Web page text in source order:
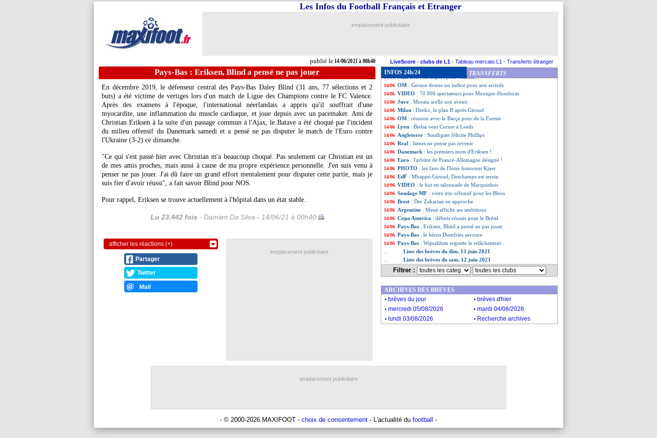
publié le14/06/2021 à 00h40
Les Infos du Football Français et Etranger
emplacement publicitaire
LiveScore - clubs de L1 - Tableau mercato L1 - Transferts étranger
Pays-Bas : Eriksen, Blind a pensé ne pas jouer
En décembre 2019, le défenseur central des Pays-Bas Daley Blind (31 ans, 77 sélections et 2
buts) a été victime de vertiges lors d'un match de Ligue des Champions contre le FC Valence.
Après des examens à l'époque, l'international néerlandais a appris qu'il souffrait d'une
myocardite, une inflammation du muscle cardiaque, et joue depuis avec un pacemaker. Ami de
Christian Eriksen à la suite d'un passage commun à l'Ajax, le Batave a été choqué par l'incident
du milieu offensif du Danemark samedi et a pensé ne pas disputer le match de l'Euro contre
l'Ukraine (3-2) ce dimanche.
"Ce qui s'est passé hier avec Christian m'a beaucoup choqué. Pas seulement car Christian est un
de mes amis proches, mais aussi à cause de ma propre expérience personnelle. J'en suis venu à
penser ne pas jouer. J'ai dû faire un grand effort mentalement pour disputer cette partie, mais je
suis fier d'avoir réussi", a fait savoir Blind pour NOS.
Pour rappel, Eriksen se trouve actuellement à l'hôpital dans un état stable.
Lu 23.442 fois - Damien Da Silva - 14/06/21 à 00h40
afficher les réactions (+)
Partager
Twitter
Mail
INFOS 24h/24 TRANSFERTS
14/06 VIDEO: le lob magique du Tchèque Schick !
14/06 EdF: Schweinsteiger a un doute sur les Bleus
14/06 Tottenham
14/06 Lille: Fonte envisage un départ !
14/06 Danemark: P. Schmeichel critique l'UEFA
: un départ pour Martial ?
14/06 OM : Gerson donne un indice pour son arrivée
14/06 VIDEO : 70 000 spectateurs pour Mexique-Honduras
14/06 Juve : Morata scelle son avenir
14/06 Milan : Dzeko, le plan B après Giroud
14/06 OM : réunion avec le Barça pour de la Fuente
14/06 Lyon : Bielsa veut Cornet à Leeds
14/06 Angleterre : Southgate félicite Phillips
14/06 Real : James ne pense pas revenir
14/06 Danemark : les premiers mots d'Eriksen !
14/06 Euro : l'arbitre de France-Allemagne désigné !
14/06 PHOTO : les fans de l'Inter honorent Kjaer
14/06 EdF : Mbappé-Giroud, Deschamps est serein
14/06 VIDEO : le but en talonnade de Marquinhos
14/06 Sondage MF : votre trio offensif pour les Bleus
14/06 Brest : Der Zakarian en approche
14/06 Argentine : Messi affiche ses ambitions
14/06 Copa America : débuts réussis pour le Brésil
14/06 Pays-Bas : Eriksen, Blind a pensé ne pas jouer
14/06 Pays-Bas : le héros Dumfries savoure
14/06 Pays-Bas : Wijnaldum regrette le relâchement
Liste des brèves du dim. 13 juin 2021
Liste des brèves du sam. 12 juin 2021
Filtrer :
emplacement publicitaire
ARCHIVES DES BREVES
. brèves du jour . brèves d'hier
. mercredi 05/08/2026 . mardi 04/08/2026
. lundi 03/08/2026 . Recherche archives
emplacement publicitaire
- © 2000-2026 MAXIFOOT - choix de consentement - L'actualité du football -